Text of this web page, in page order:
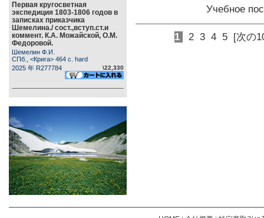
Первая кругосветная
экспедиция 1803-1806 годов в
записках приказчика
Шемелина./ сост.,вступ.ст.и
коммент. К.А. Можайской, О.М.
Федоровой.
Шемелин Ф.И.
СПб., <Крига> 464 c. hard
2025 年 R277784
\22,330
Учебное
1 2 3 4 5 [次の